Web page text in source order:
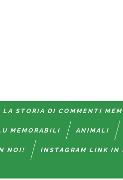
LA STORIA DI COMMENTI
MEMORABILI ANIMALI
NOI! INSTAGRAM LINK IN